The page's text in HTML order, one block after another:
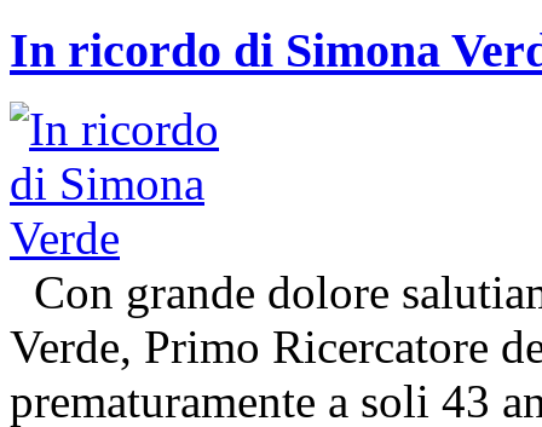
In ricordo di Simona
Con grande dolore
Verde, Primo Ricercatore
prematuramente a soli 43